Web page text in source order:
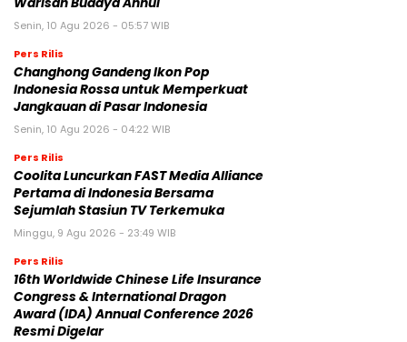
Senin, 10 Agu 2026 - 05:57 WIB
Pers Rilis
Changhong Gandeng Ikon Pop
Indonesia Rossa untuk Memperkuat
Jangkauan di Pasar Indonesia
Senin, 10 Agu 2026 - 04:22 WIB
Pers Rilis
Coolita Luncurkan FAST Media Alliance
Pertama di Indonesia Bersama
Sejumlah Stasiun TV Terkemuka
Minggu, 9 Agu 2026 - 23:49 WIB
Pers Rilis
16th Worldwide Chinese Life Insurance
Congress & International Dragon
Award (IDA) Annual Conference 2026
Resmi Digelar